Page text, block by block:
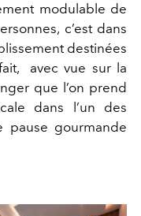
modulable de
c’est dans
destinées
avec vue sur la
que l’on prend
dans l’un des
pause gourmande